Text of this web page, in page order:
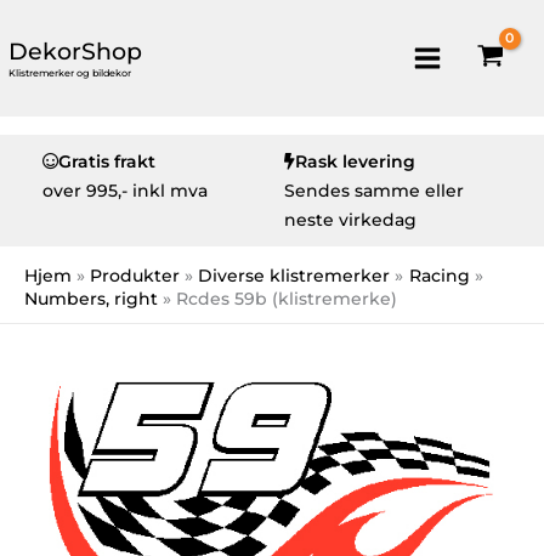
DekorShop
Klistremerker og bildekor
Gratis frakt
over 995,- inkl mva
Rask levering
Sendes samme eller
neste virkedag
Hjem Produkter Diverse klistremerker
Racing
Numbers, right
Rcdes 59b (klistremerke)